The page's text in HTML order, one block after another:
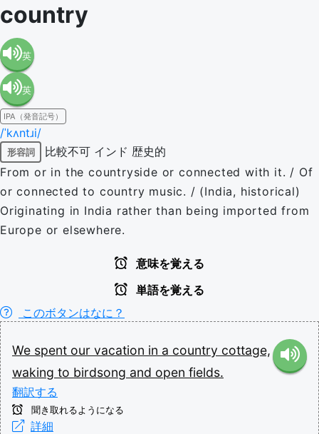
country
英
語（米
国）
(en-US)
英
語（イ
ギリ
(en-GB)
IPA（発音記号）
/ˈkʌntɹi/
形容詞 比較不可 インド 歴史的
From or in the countryside or connected with it. / Of
or connected to country music. / (India, historical)
Originating in India rather than being imported from
Europe or elsewhere.
意味を覚える
単語を覚える
このボタンはなに？
We spent our vacation in a country cottage,
waking to birdsong and open fields.
翻訳する
聞き取れるようになる
詳細